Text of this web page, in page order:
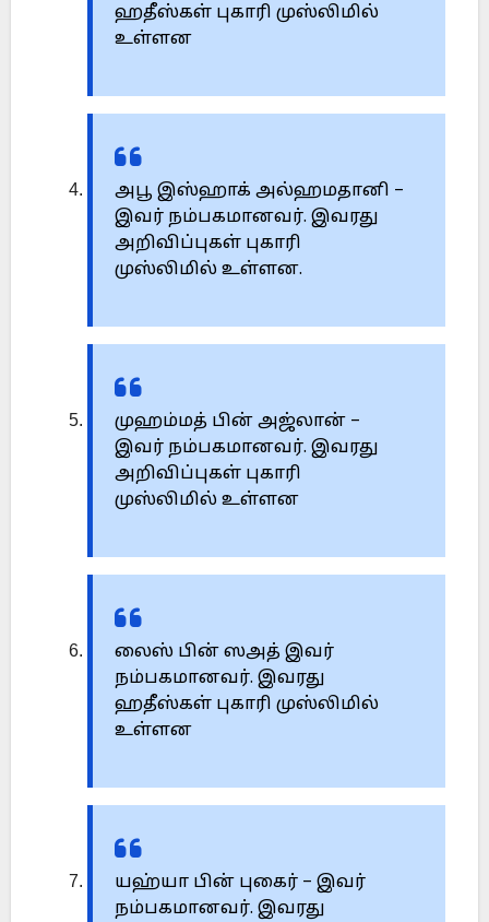
ஹதீஸ்கள் புகாரி முஸ்லிமில்
உள்ளன
அபூ இஸ்ஹாக் அல்ஹமதானி –
இவர் நம்பகமானவர். இவரது
அறிவிப்புகள் புகாரி
முஸ்லிமில் உள்ளன.
முஹம்மத் பின் அஜ்லான் –
இவர் நம்பகமானவர். இவரது
அறிவிப்புகள் புகாரி
முஸ்லிமில் உள்ளன
லைஸ் பின் ஸஅத் இவர்
நம்பகமானவர். இவரது
ஹதீஸ்கள் புகாரி முஸ்லிமில்
உள்ளன
யஹ்யா பின் புகைர் – இவர்
நம்பகமானவர். இவரது